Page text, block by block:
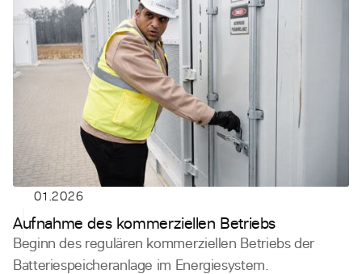
01.2026
Aufnahme des kommerziellen Betriebs
Beginn des regulären kommerziellen Betriebs der
Batteriespeicheranlage im Energiesystem.